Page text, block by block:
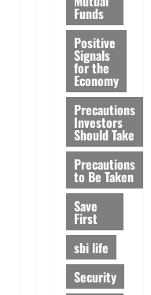
Funds
Positive
Signals
for the
Economy
Precautions
Investors
Should Take
Precautions
to Be Taken
Save
First
sbi life
Security